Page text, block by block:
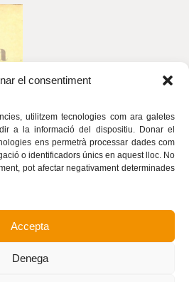
el consentiment
utilitzem tecnologies com ara galetes
a la informació del dispositiu. Donar el
ens permetrà processar dades com
o identificadors únics en aquest lloc. No
pot afectar negativament determinades
Accepta
Denega